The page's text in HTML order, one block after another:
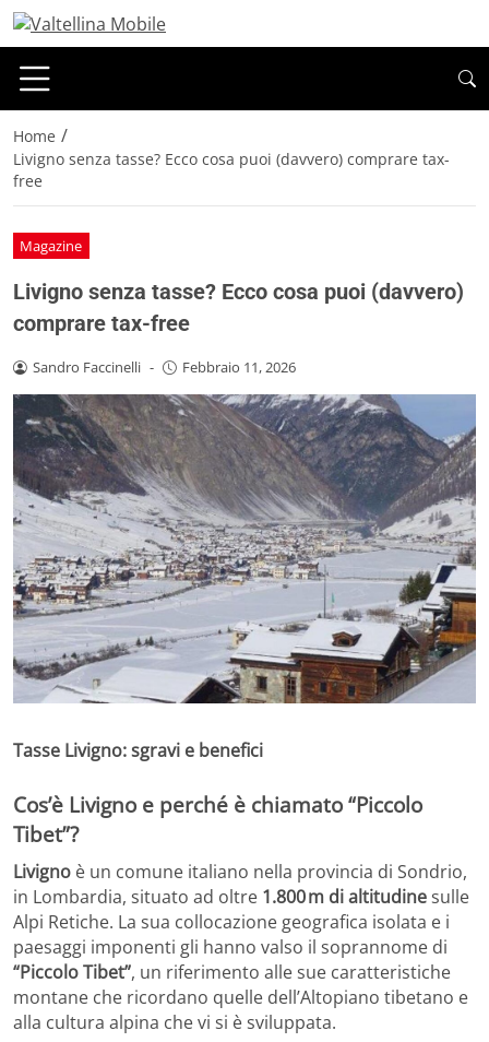
Home /
Livigno senza tasse? Ecco cosa puoi (davvero) comprare tax-
free
Magazine
Livigno senza tasse? Ecco cosa puoi (davvero)
comprare tax-free
Sandro Faccinelli - Febbraio 11, 2026
Tasse Livigno: sgravi e benefici
Cos’è Livigno e perché è chiamato “Piccolo
Tibet”?
Livigno è un comune italiano nella provincia di Sondrio,
in Lombardia, situato ad oltre 1.800 m di altitudinesulle
Alpi Retiche. La sua collocazione geografica isolata e i
paesaggi imponenti gli hanno valso il soprannome di
“Piccolo Tibet”, un riferimento alle sue caratteristiche
montane che ricordano quelle dell’Altopiano tibetano e
alla cultura alpina che vi si è sviluppata.